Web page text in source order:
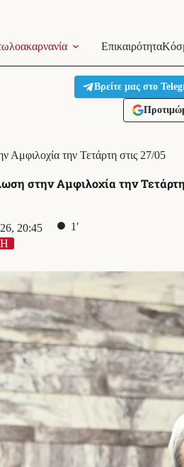
Επικαιρότητα
Βρείτε μας στο
Αμφιλοχία την Τετάρτη στις 27/05
στην Αμφιλοχία την Τετάρτη
20:45
1′